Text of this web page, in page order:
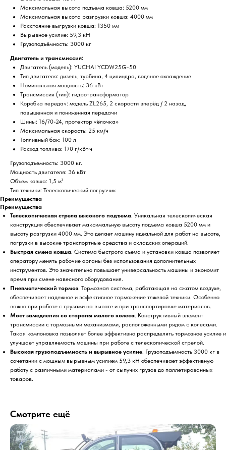
Максимальная высота подъема ковша: 5200 мм
Максимальная высота разгрузки ковша: 4000 мм
Расстояние выгрузки ковша: 1350 мм
Вырывное усилие: 59,3 кН
Грузоподъёмность: 3000 кг
Двигатель и трансмиссия:
Двигатель (модель): YUCHAI YCDW25G-50
Тип двигателя: дизель, турбина, 4 цилиндра, водяное охлаждение
Номинальная мощность: 36 кВт
Трансмиссия (тип): гидротрансформатор
Коробка передач: модель ZL265, 2 скорости вперёд / 2 назад,
повышенная и пониженная передачи
Шины: 16/70-24, протектор «ёлочка»
Максимальная скорость: 25 км/ч
Топливный бак: 100 л
Расход топлива: 170 г/кВт·ч
Грузоподъемность: 3000 кг.
Мощность двигателя: 36 кВт
Объем ковша: 1,5 м³
Тип техники: Телескопический погрузчик
Преимущества
Преимущества
Телескопическая стрела высокого подъема. Уникальная телескопическая
конструкция обеспечивает максимальную высоту подъема ковша 5200 мм и
высоту разгрузки 4000 мм. Это делает машину идеальной для работ на высоте,
погрузки в высокие транспортные средства и складских операций.
Быстрая смена ковша. Система быстрого съема и установки ковша позволяет
оператору менять рабочие органы без использования дополнительных
инструментов. Это значительно повышает универсальность машины и экономит
время при смене навесного оборудования.
Пневматический тормоз. Тормозная система, работающая на сжатом воздухе,
обеспечивает надежное и эффективное торможение тяжелой техники. Особенно
важно при работе с грузами на высоте и при транспортировке материалов.
Мост замедления со стороны малого колеса. Конструктивный элемент
трансмиссии с тормозными механизмами, расположенными рядом с колесами.
Такая компоновка позволяет более эффективно распределять тормозное усилие и
улучшает управляемость машины при работе с телескопической стрелой.
Высокая грузоподъемность и вырывное усилие. Грузоподъемность 3000 кг в
сочетании с мощным вырывным усилием 59,3 кН обеспечивает эффективную
работу с различными материалами - от сыпучих грузов до паллетированных
товаров.
Смотрите ещё